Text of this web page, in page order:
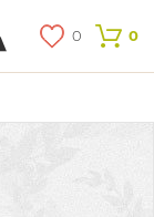
0 0